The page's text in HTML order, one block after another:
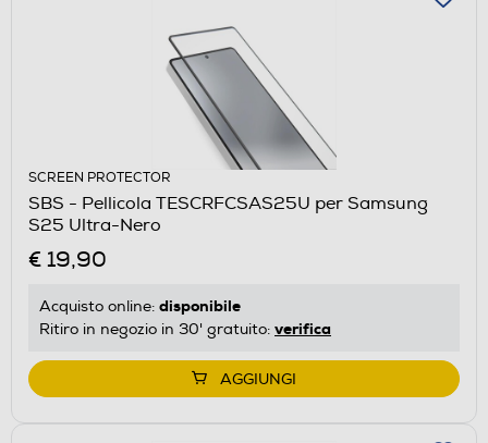
SCREEN PROTECTOR
SBS - Pellicola TESCRFCSAS25U per Samsung
S25 Ultra-Nero
€ 19,90
Acquisto online: disponibile
Ritiro in negozio in 30' gratuito: verifica
AGGIUNGI